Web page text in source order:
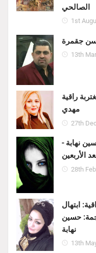
الصالحي
1st
جقمرة
13th
راقية
مهدي
27th
نهابة -
28th
ابتهال
حسين
نهابة
13th